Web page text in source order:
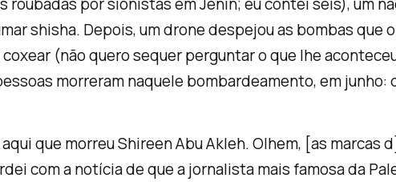
por sionistas em Jenin; eu contei seis), um
shisha. Depois, um drone despejou as bombas que
(não quero sequer perguntar o que lhe
morreram naquele bombardeamento, em junho:
que morreu Shireen Abu Akleh. Olhem, [as marcas
com a notícia de que a jornalista mais famosa da